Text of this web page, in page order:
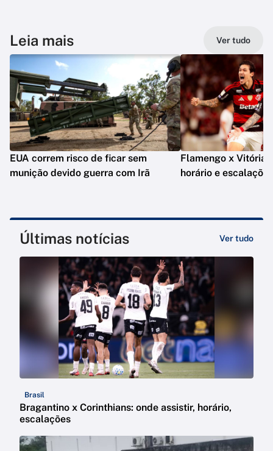
Leia mais Ver tudo
EUA correm risco de ficar sem
munição devido guerra com Irã
Flamengo x Vitória:
horário e escalações
Últimas notícias Ver tudo
Brasil
Bragantino x Corinthians: onde assistir, horário,
escalações